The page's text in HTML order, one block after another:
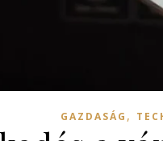
GAZDASÁG ,